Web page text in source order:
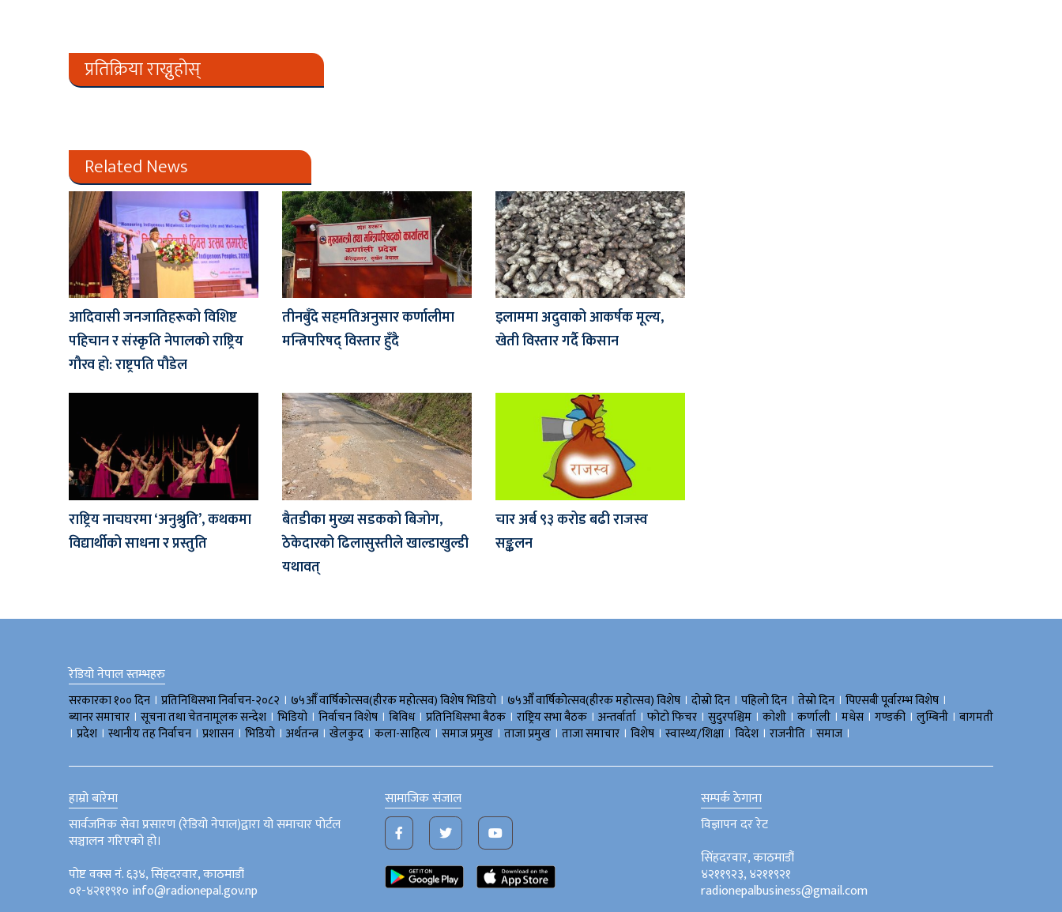
प्रतिक्रिया राख्नुहोस्
Related News
आदिवासी जनजातिहरूको विशिष्ट
पहिचान र संस्कृति नेपालको राष्ट्रिय
गौरव हो: राष्ट्रपति पौडेल
तीनबुँदे सहमतिअनुसार कर्णालीमा
मन्त्रिपरिषद् विस्तार हुँदै
इलाममा अदुवाको आकर्षक मूल्य,
खेती विस्तार गर्दै किसान
राष्ट्रिय नाचघरमा ‘अनुश्रुति’, कथकमा
विद्यार्थीको साधना र प्रस्तुति
बैतडीका मुख्य सडकको बिजोग,
ठेकेदारको ढिलासुस्तीले खाल्डाखुल्डी
यथावत्
चार अर्ब ९३ करोड बढी राजस्व
सङ्कलन
रेडियो नेपाल स्तम्भहरु
सरकारका १०० दिन । प्रतिनिधिसभा निर्वाचन-२०८२ । ७५औँ वार्षिकोत्सव(हीरक महोत्सव) विशेष भिडियाे । ७५औँ वार्षिकोत्सव(हीरक महोत्सव) विशेष । दोस्रो दिन । पहिलो दिन । तेस्रो दिन । पिएसबी पूर्वारम्भ विशेष ।
ब्यानर समाचार । सूचना तथा चेतनामूलक सन्देश । भिडियाे । निर्वाचन विशेष । बिविध। प्रतिनिधिसभा बैठक । राष्ट्रिय सभा बैठक । अन्तर्वार्ता । फोटो फिचर । सुदुरपश्चिम । काेशी । कर्णाली । मधेस । गण्डकी । लुम्बिनी । बागमती
। प्रदेश । स्थानीय तह निर्वाचन । प्रशासन । भिडियो । अर्थतन्त्र । खेलकुद । कला-साहित्य । समाज प्रमुख । ताजा प्रमुख । ताजा समाचार । विशेष । स्वास्थ्य/शिक्षा । विदेश । राजनीति । समाज ।
हाम्रो बारेमा
सार्वजनिक सेवा प्रसारण (रेडियो नेपाल)द्वारा यो समाचार पोर्टल
सञ्चालन गरिएको हो।
पोष्ट वक्स नं. ६३४, सिंहदरवार, काठमाडौं
०१-४२११९१० info@radionepal.gov.np
सामाजिक संजाल
सम्पर्क ठेगाना
विज्ञापन दर रेट
सिंहदरवार, काठमाडौं
४२११९२३, ४२११९२१
radionepalbusiness@gmail.com